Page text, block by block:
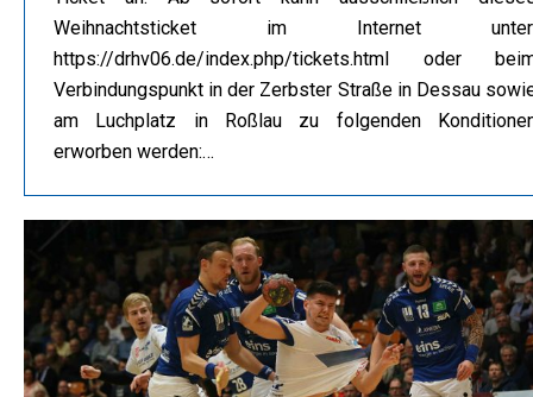
Weihnachtsticket im Internet
https://drhv06.de/index.php/tickets.html oder
Verbindungspunkt in der Zerbster Straße in Dessau
am Luchplatz in Roßlau zu folgenden
erworben werden:…